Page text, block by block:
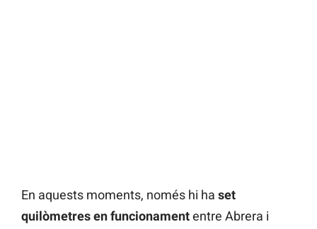
En aquests moments, només hi ha set
quilòmetres en funcionamententre Abrera i